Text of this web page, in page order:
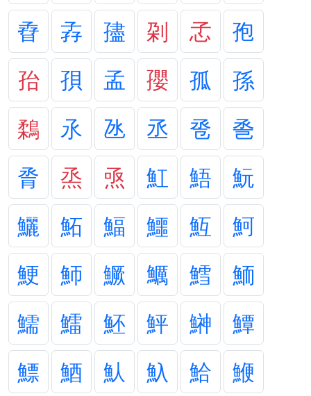
孴
孨 孻 刴 孞
孢
孡
孭 孟 孾 孤
孫
鶔
氶 氹 丞 卺
巹
脀
烝 焏 魟 鯃
魭
鱺
鮖 鰏 鱷 魱
魺
鯁
魳 鱖 鱱 鱈
鮞
鱬
鱩 魾 鮃 鰰
鱏
鰾
鯂 魜 魞 鮯
鯾